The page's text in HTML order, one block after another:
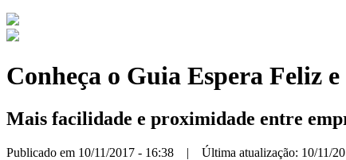
Conheça o Guia Espera Feliz
Mais facilidade e proximidade entre
Publicado em 10/11/2017 - 16:38 | Última atualização: 10/11/